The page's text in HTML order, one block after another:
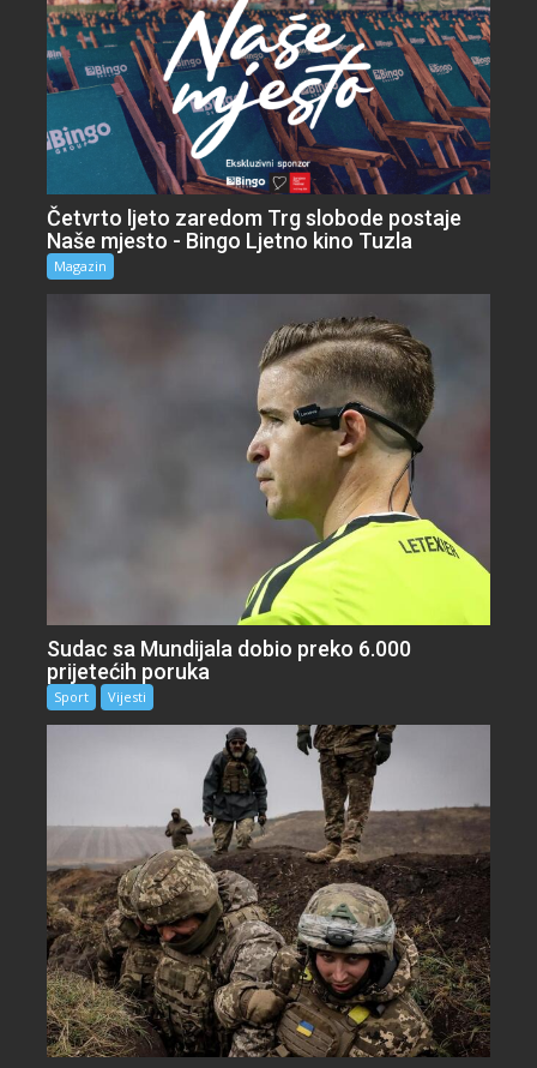
Četvrto ljeto zaredom Trg slobode postaje
Naše mjesto - Bingo Ljetno kino Tuzla
Magazin
Sudac sa Mundijala dobio preko 6.000
prijetećih poruka
Sport Vijesti